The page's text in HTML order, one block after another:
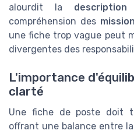
alourdit la description
compréhension des
une fiche trop vague peut
divergentes des
L'importance
clarté
Une fiche de poste doit
offrant une balance entre